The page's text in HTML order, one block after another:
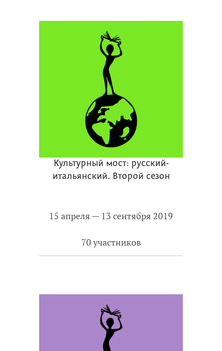
Культурный мост: русский-
итальянский. Второй сезон
15 апреля — 13 сентября 2019
70 участников